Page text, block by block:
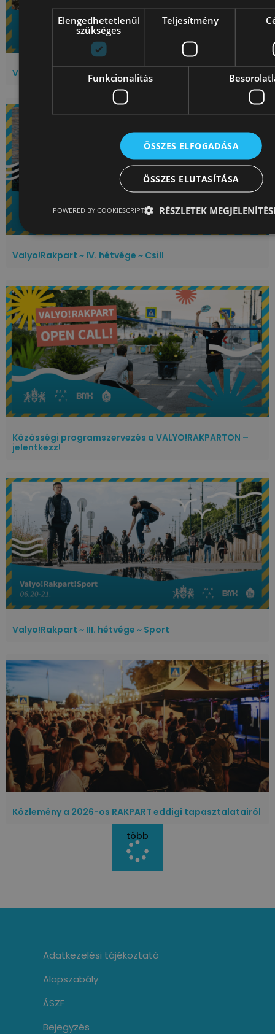
Valyo!Rakpart ~ V. hétvége ~ Tánc
Valyo!Rakpart ~ IV. hétvége ~ Csill
Közösségi programszervezés a VALYO!RAKPARTON –
jelentkezz!
Valyo!Rakpart ~ III. hétvége ~ Sport
Közlemény a 2026-os RAKPART eddigi tapasztalatairól
több
Adatkezelési tájékoztató
Alapszabály
ÁSZF
Bejegyzés
Elengedhetetlenül
szükséges
Teljesítmény
Funkcionalitás
ÖSSZES ELFOGADÁSA
ÖSSZES ELUTASÍTÁSA
RÉSZLETEK
POWERED BY COOKIESCRIPT